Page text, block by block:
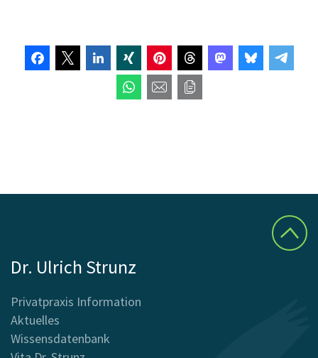
Dr. Ulrich Strunz
Privatpraxis Information
Aktuelles
Wissensdatenbank